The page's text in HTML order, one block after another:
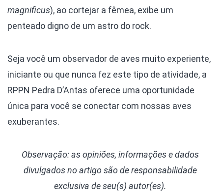
magnificus), ao cortejar a fêmea, exibe um
penteado digno de um astro do rock.
Seja você um observador de aves muito experiente,
iniciante ou que nunca fez este tipo de atividade, a
RPPN Pedra D’Antas oferece uma oportunidade
única para você se conectar com nossas aves
exuberantes.
Observação: as opiniões, informações e dados
divulgados no artigo são de responsabilidade
exclusiva de seu(s) autor(es).